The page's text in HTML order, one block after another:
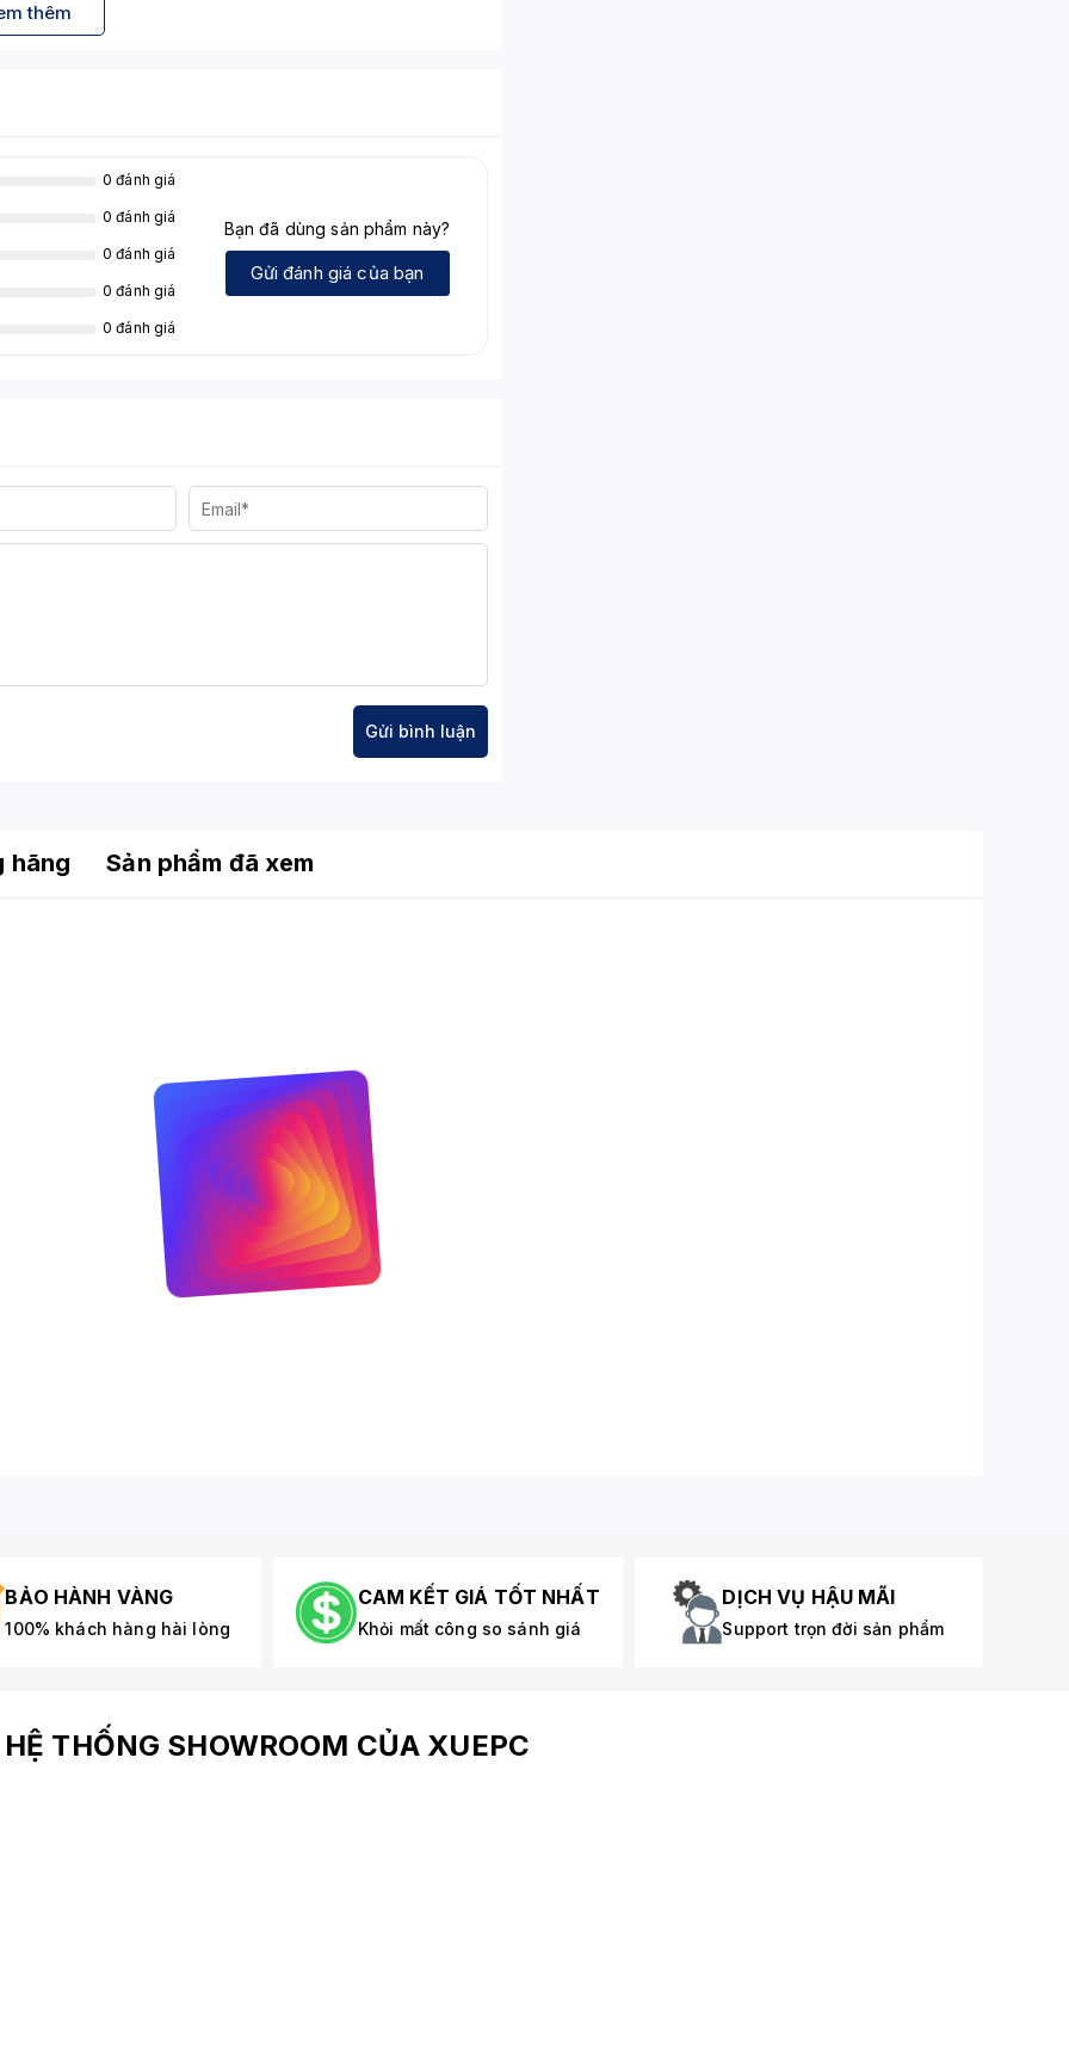
VSP Gaming V3 - Đen
thanh, mạng,...
thêm
0 đánh giá
0 đánh giá
0 đánh giá
0 đánh giá
0 đánh giá
Bạn đã dùng sản phẩm này?
Gửi đánh giá của bạn
hãng Sản phẩm đã xem
BẢO HÀNH VÀNG
100% khách hàng hài lòng
CAM KẾT GIÁ TỐT NHẤT
Khỏi mất công so sánh giá
DỊCH VỤ HẬU MÃI
Support trọn đời sản phẩm
HỆ THỐNG SHOWROOM CỦA XUEPC